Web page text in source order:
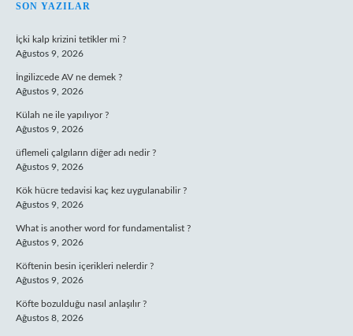
SIDEBAR
SON YAZILAR
İçki kalp krizini tetikler mi ?
Ağustos 9, 2026
İngilizcede AV ne demek ?
Ağustos 9, 2026
Külah ne ile yapılıyor ?
Ağustos 9, 2026
üflemeli çalgıların diğer adı nedir ?
Ağustos 9, 2026
Kök hücre tedavisi kaç kez uygulanabilir ?
Ağustos 9, 2026
What is another word for fundamentalist ?
Ağustos 9, 2026
Köftenin besin içerikleri nelerdir ?
Ağustos 9, 2026
Köfte bozulduğu nasıl anlaşılır ?
Ağustos 8, 2026